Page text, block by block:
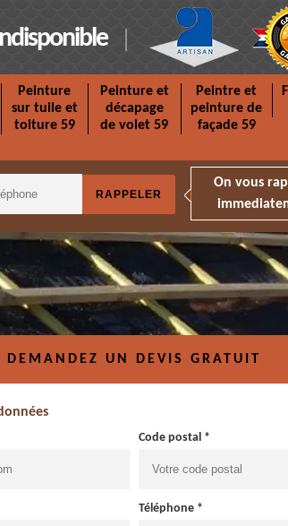
Peinture
sur tuile et
toiture 59
Peinture et
décapage
de volet 59
Peintre et
peinture de
façade 59
On vous
DEMANDEZ UN DEVIS GRATUIT
Code postal *
Téléphone *